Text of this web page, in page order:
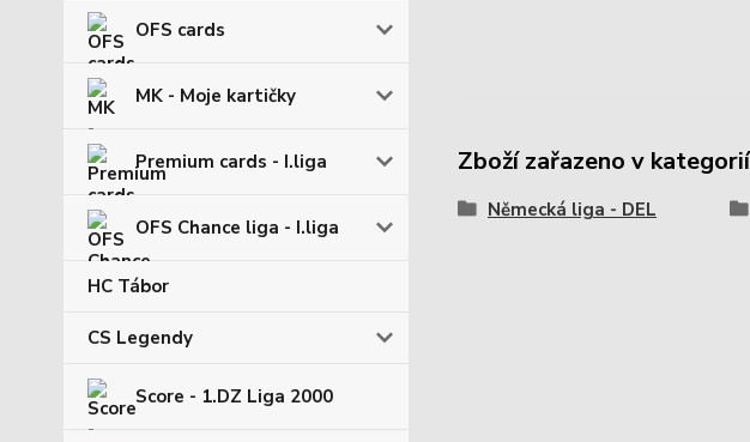
OFS cards
MK - Moje kartičky
Premium cards - I.liga
OFS Chance liga - I.liga
HC Tábor
CS Legendy
Score - 1.DZ Liga 2000
Zboží zařazeno v
Německá liga - DEL